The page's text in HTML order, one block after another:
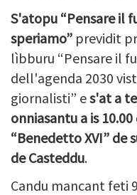
S'atopu “Pensare il
speriamo” previdit
lìbburu “Pensare il
dell'agenda 2030
giornalisti” es'at a
onniasantu a is
“Benedetto XVI” de
de Casteddu.
Candu mancant feti